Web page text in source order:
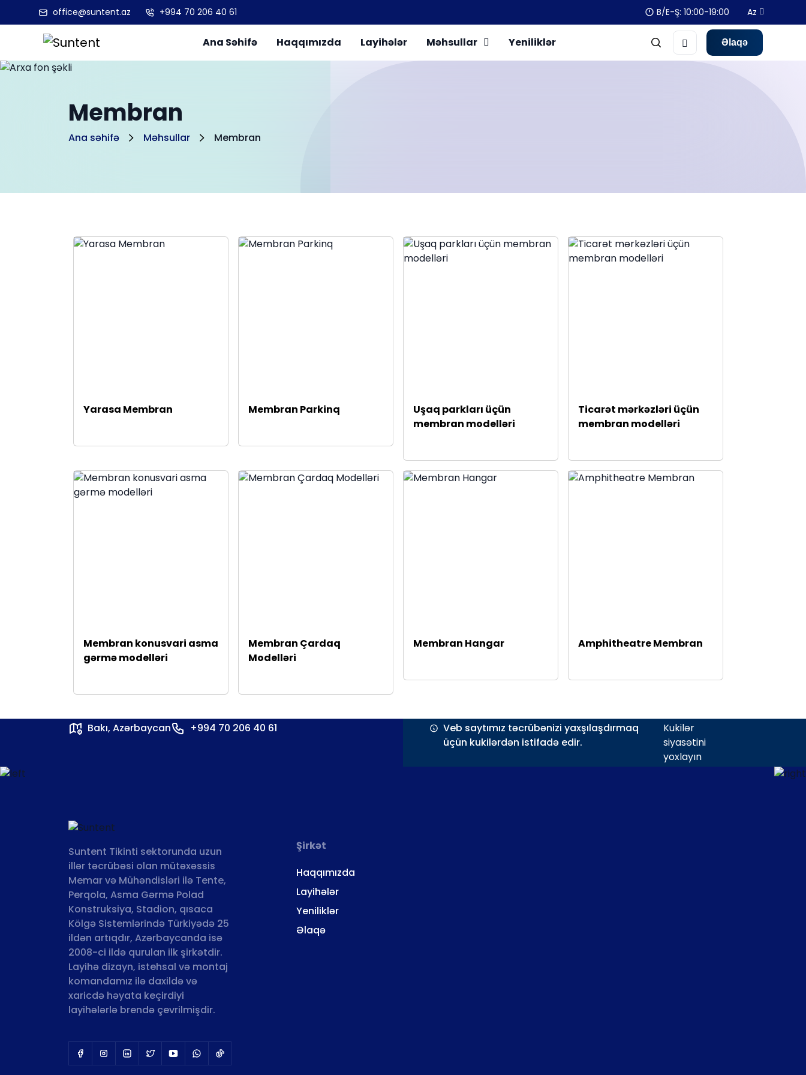
office@suntent.az +994 70 206 40 61 B/E-Ş: 10:00-19:00 Az
Ana Səhifə Haqqımızda Layihələr Məhsullar Yeniliklər Əlaqə
Membran
Ana səhifə Məhsullar Membran
Yarasa Membran Membran Parkinq
Uşaq parkları üçün
membran modelləri
Ticarət mərkəzləri üçün
membran modelləri
Membran konusvari asma
gərmə modelləri
Membran Çardaq
Modelləri
Membran Hangar Amphitheatre Membran
Bakı, Azərbaycan +994 70 206 40 61
Veb saytımız təcrübənizi yaxşılaşdırmaq
üçün kukilərdən istifadə edir.
Kukilər
siyasətini
yoxlayın
Suntent Tikinti sektorunda uzun
illər təcrübəsi olan mütəxəssis
Memar və Mühəndisləri ilə Tente,
Perqola, Asma Gərmə Polad
Konstruksiya, Stadion, qısaca
Kölgə Sistemlərində Türkiyədə 25
ildən artıqdır, Azərbaycanda isə
2008-ci ildə qurulan ilk şirkətdir.
Layihə dizayn, istehsal və montaj
komandamız ilə daxildə və
xaricdə həyata keçirdiyi
layihələrlə brendə çevrilmişdir.
Şirkət
Haqqımızda
Layihələr
Yeniliklər
Əlaqə